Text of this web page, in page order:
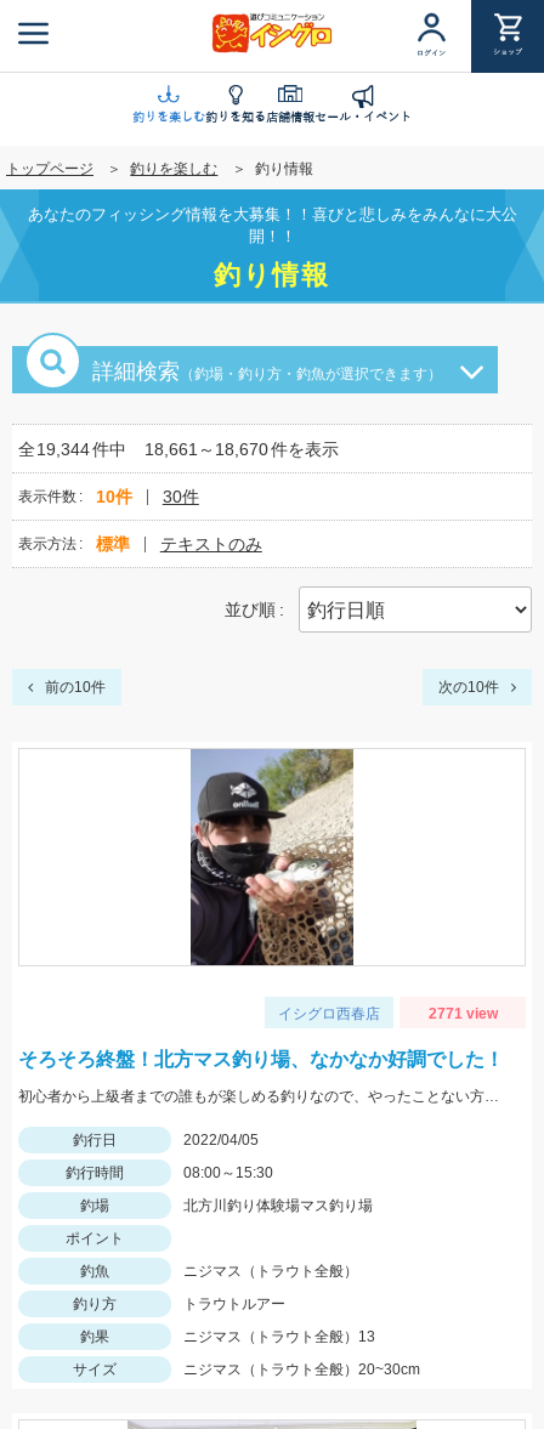
ン
に
移
動
ログイン ショップ
釣りを楽しむ釣りを知る店舗情報セール・イベント
トップページ 釣りを楽しむ 釣り情報
あなたのフィッシング情報を大募集！！喜びと悲しみをみんなに大公
開！！
釣り情報
詳細検索 （釣場・釣り方・釣魚が選択できます）
全19,344件中 18,661～18,670件を表示
表示件数 10件 30件
表示方法 標準 テキストのみ
並び順
前の10件 次の10件
イシグロ西春店 2771 view
そろそろ終盤！北方マス釣り場、なかなか好調でした！
初心者から上級者までの誰もが楽しめる釣りなので、やったことない方は是非とも体験してみてください！
釣行日
2022/04/05
釣行時間
08:00～15:30
釣場
北方川釣り体験場マス釣り場
ポイント
釣魚
ニジマス（トラウト全般）
釣り方
トラウトルアー
釣果
ニジマス（トラウト全般）13
サイズ
ニジマス（トラウト全般）20~30cm